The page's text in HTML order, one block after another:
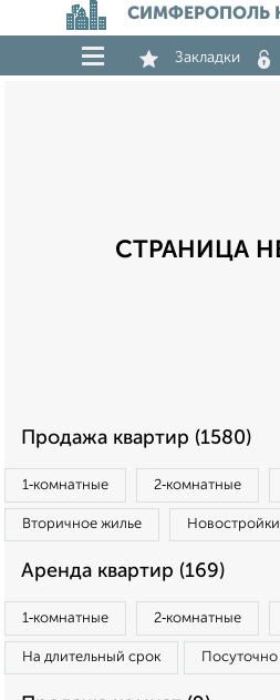
СИМФЕРОПОЛЬ
Закладки
СТРАНИЦА
Продажа квартир (1580)
1‑комнатные 2‑комнатные
Вторичное жилье Новостройки
Аренда квартир (169)
1‑комнатные 2‑комнатные
На длительный срок Посуточно